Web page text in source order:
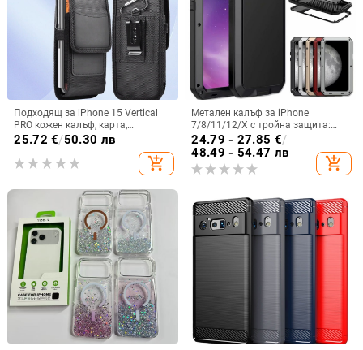
Подходящ за iPhone 15 Vertical
PRO кожен калъф, карта,
оксфордски плат, найлонов плат,
мобилен телефон
25.72 €/50.30 лв
add_shopping_cart
Метален калъф за iPhone
7/8/11/12/X с тройна защита:
удароустойчив, прахоустойчив и
запечатан
24.79 - 27.85 €/
48.49 - 54.47 лв
add_shopping_cart